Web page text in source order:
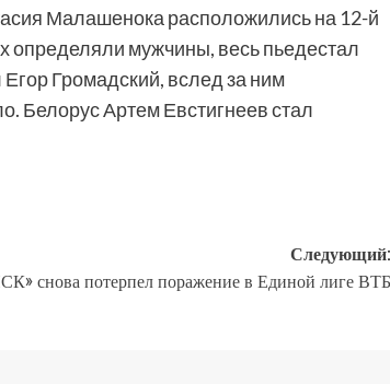
Малашенока расположились на 12-й
определяли мужчины, весь пьедестал
Громадский, вслед за ним
Артем Евстигнеев стал
Следующий:
снова потерпел поражение в Единой лиге ВТБ